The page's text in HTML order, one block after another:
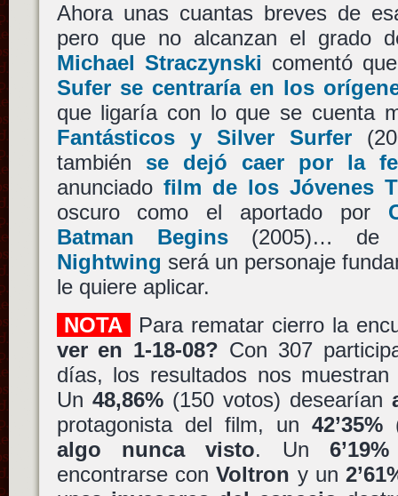
Ahora unas cuantas breves de
pero que no alcanzan el grado
Michael Straczynski comentó
Sufer se centraría en los
que ligaría con lo que se cuenta
Fantásticos y Silver Surfer
también se dejó caer por la
anunciado film de los Jóvenes
oscuro como el aportado por
Batman Begins(2005)… de
Nightwing será un personaje
le quiere aplicar.
NOTA
Para rematar cierro la
ver en 1-18-08? Con 307
días, los resultados nos
Un 48,86%(150 votos) desearían
protagonista del film, un 42’35%
algo nunca visto. Un 6’19%
encontrarse conVoltron y un